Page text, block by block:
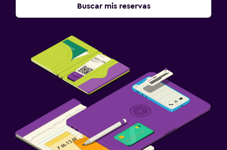
Buscar mis reservas